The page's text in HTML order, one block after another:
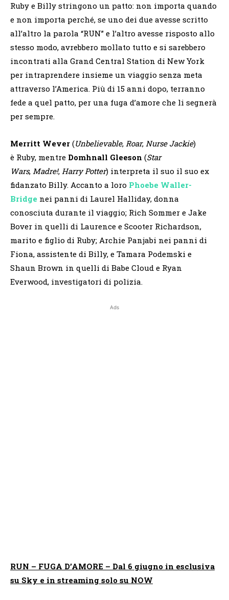
Ruby e Billy stringono un patto: non importa quando
e non importa perché, se uno dei due avesse scritto
all’altro la parola “RUN” e l’altro avesse risposto allo
stesso modo, avrebbero mollato tutto e si sarebbero
incontrati alla Grand Central Station di New York
per intraprendere insieme un viaggio senza meta
attraverso l’America. Più di 15 anni dopo, terranno
fede a quel patto, per una fuga d’amore che li segnerà
per sempre.
Merritt Wever (Unbelievable, Roar, Nurse Jackie)
è Ruby, mentre Domhnall Gleeson (Star
Wars, Madre!, Harry Potter) interpreta il suo il suo ex
fidanzato Billy. Accanto a loro Phoebe Waller-
Bridge nei panni di Laurel Halliday, donna
conosciuta durante il viaggio; Rich Sommer e Jake
Bover in quelli di Laurence e Scooter Richardson,
marito e figlio di Ruby; Archie Panjabi nei panni di
Fiona, assistente di Billy, e Tamara Podemski e
Shaun Brown in quelli di Babe Cloud e Ryan
Everwood, investigatori di polizia.
Ads
RUN – FUGA D’AMORE – Dal 6 giugno in esclusiva
su Sky e in streaming solo su NOW